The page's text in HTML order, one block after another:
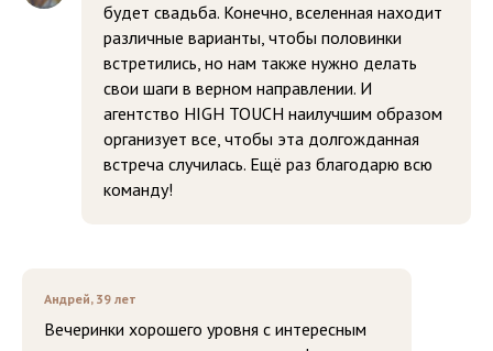
будет свадьба. Конечно, вселенная находит
различные варианты, чтобы половинки
встретились, но нам также нужно делать
свои шаги в верном направлении. И
агентство HIGH TOUCH наилучшим образом
организует все, чтобы эта долгожданная
встреча случилась. Ещё раз благодарю всю
команду!
Андрей, 39 лет
Вечеринки хорошего уровня с интересным